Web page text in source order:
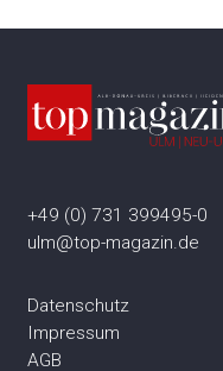
+49 (0) 731 399495-0
ulm@top-magazin.de
Datenschutz
Impressum
AGB